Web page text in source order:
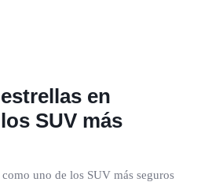
en
SUV más
uno de los SUV más seguros